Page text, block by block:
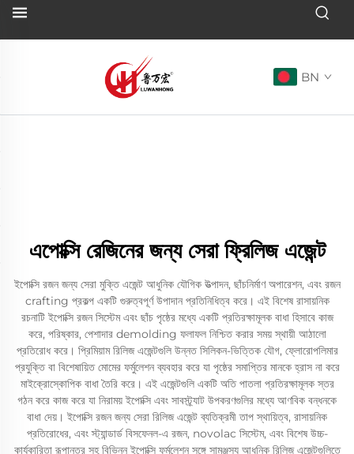
BN
এপোক্সি রেজিনের জন্য সেরা ফ্রিলিজ এজেন্ট
ইপোক্সি রজন জন্য সেরা মুক্তি এজেন্ট আধুনিক যৌগিক উত্পাদন, ছাঁচনির্মাণ অপারেশন, এবং রজন
crafting প্রকল্প একটি গুরুত্বপূর্ণ উপাদান প্রতিনিধিত্ব করে। এই বিশেষ রাসায়নিক
রচনাটি ইপোক্সি রজন সিস্টেম এবং ছাঁচ পৃষ্ঠের মধ্যে একটি প্রতিরক্ষামূলক বাধা হিসাবে কাজ
করে, পরিষ্কার, পেশাদার demolding ফলাফল নিশ্চিত করার সময় স্থায়ী আঠালো
প্রতিরোধ করে। প্রিমিয়াম রিলিজ এজেন্টগুলি উন্নত সিলিকন-ভিত্তিক যৌগ, ফ্লোরোপলিমার
প্রযুক্তি বা বিশেষায়িত মোমের ফর্মুলেশন ব্যবহার করে যা পৃষ্ঠের সমাপ্তির মানকে হ্রাস না করে
মাইক্রোস্কোপিক বাধা তৈরি করে। এই এজেন্টগুলি একটি অতি পাতলা প্রতিরক্ষামূলক স্তর
গঠন করে কাজ করে যা নিরাময় ইপোক্সি এবং সাবস্ট্র্যাট উপকরণগুলির মধ্যে আণবিক বন্ধনকে
বাধা দেয়। ইপোক্সি রজন জন্য সেরা রিলিজ এজেন্ট ব্যতিক্রমী তাপ স্থায়িত্ব, রাসায়নিক
প্রতিরোধের, এবং স্ট্যান্ডার্ড বিসফেনল-এ রজন, novolac সিস্টেম, এবং বিশেষ উচ্চ-
কার্যকারিতা রূপান্তর সহ বিভিন্ন ইপোক্সি ফর্মুলেশন সঙ্গে সামঞ্জস্য আধুনিক রিলিজ এজেন্টগুলিতে